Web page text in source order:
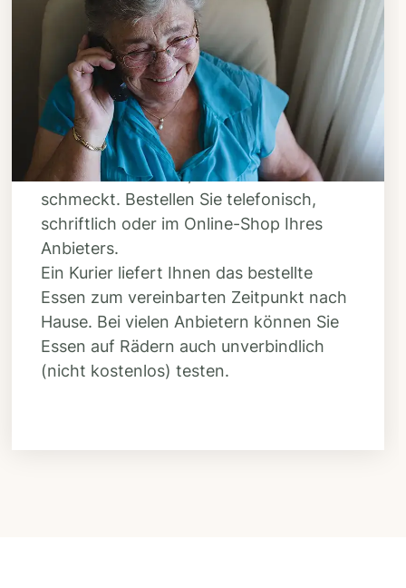
Schritt 3
Bestellen & liefern
lassen
Suchen Sie sich aus dem Speiseplan
Ihres Anbieters aus, was Ihnen
schmeckt. Bestellen Sie telefonisch,
schriftlich oder im Online-Shop Ihres
Anbieters.
Ein Kurier liefert Ihnen das bestellte
Essen zum vereinbarten Zeitpunkt nach
Hause. Bei vielen Anbietern können Sie
Essen auf Rädern auch unverbindlich
(nicht kostenlos) testen.